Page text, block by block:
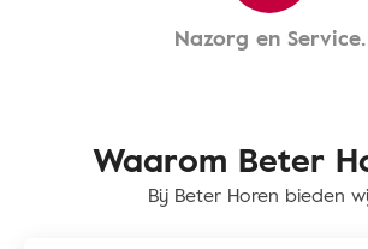
Nazorg en Service.
Waarom Beter
Bij Beter Horen bieden